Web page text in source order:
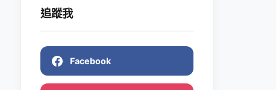
追蹤我
Facebook